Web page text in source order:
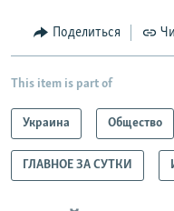
Поделиться
This item is part of
Украина Общество
ГЛАВНОЕ ЗА СУТКИ